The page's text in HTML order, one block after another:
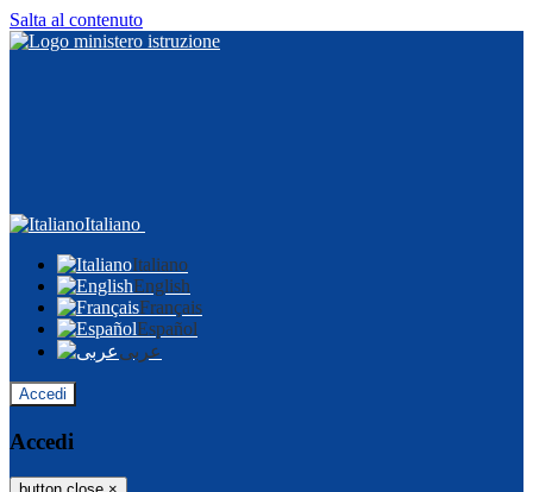
Salta al contenuto
Italiano
Italiano
English
Français
Español
عربى
Accedi
Accedi